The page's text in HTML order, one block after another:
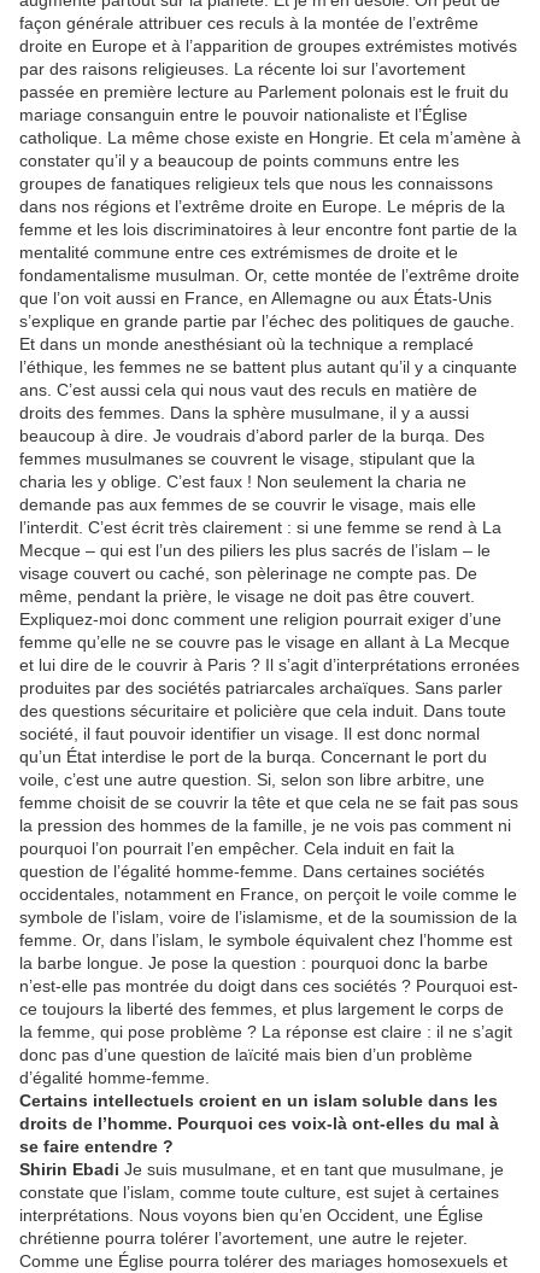
façon générale attribuer ces reculs à la montée de l’extrême
droite en Europe et à l’apparition de groupes extrémistes motivés
par des raisons religieuses. La récente loi sur l’avortement
passée en première lecture au Parlement polonais est le fruit du
mariage consanguin entre le pouvoir nationaliste et l’Église
catholique. La même chose existe en Hongrie. Et cela m’amène à
constater qu’il y a beaucoup de points communs entre les
groupes de fanatiques religieux tels que nous les connaissons
dans nos régions et l’extrême droite en Europe. Le mépris de la
femme et les lois discriminatoires à leur encontre font partie de la
mentalité commune entre ces extrémismes de droite et le
fondamentalisme musulman. Or, cette montée de l’extrême droite
que l’on voit aussi en France, en Allemagne ou aux États-Unis
s’explique en grande partie par l’échec des politiques de gauche.
Et dans un monde anesthésiant où la technique a remplacé
l’éthique, les femmes ne se battent plus autant qu’il y a cinquante
ans. C’est aussi cela qui nous vaut des reculs en matière de
droits des femmes. Dans la sphère musulmane, il y a aussi
beaucoup à dire. Je voudrais d’abord parler de la burqa. Des
femmes musulmanes se couvrent le visage, stipulant que la
charia les y oblige. C’est faux ! Non seulement la charia ne
demande pas aux femmes de se couvrir le visage, mais elle
l’interdit. C’est écrit très clairement : si une femme se rend à La
Mecque – qui est l’un des piliers les plus sacrés de l’islam – le
visage couvert ou caché, son pèlerinage ne compte pas. De
même, pendant la prière, le visage ne doit pas être couvert.
Expliquez-moi donc comment une religion pourrait exiger d’une
femme qu’elle ne se couvre pas le visage en allant à La Mecque
et lui dire de le couvrir à Paris ? Il s’agit d’interprétations erronées
produites par des sociétés patriarcales archaïques. Sans parler
des questions sécuritaire et policière que cela induit. Dans toute
société, il faut pouvoir identifier un visage. Il est donc normal
qu’un État interdise le port de la burqa. Concernant le port du
voile, c’est une autre question. Si, selon son libre arbitre, une
femme choisit de se couvrir la tête et que cela ne se fait pas sous
la pression des hommes de la famille, je ne vois pas comment ni
pourquoi l’on pourrait l’en empêcher. Cela induit en fait la
question de l’égalité homme-femme. Dans certaines sociétés
occidentales, notamment en France, on perçoit le voile comme le
symbole de l’islam, voire de l’islamisme, et de la soumission de la
femme. Or, dans l’islam, le symbole équivalent chez l’homme est
la barbe longue. Je pose la question : pourquoi donc la barbe
n’est-elle pas montrée du doigt dans ces sociétés ? Pourquoi est-
ce toujours la liberté des femmes, et plus largement le corps de
la femme, qui pose problème ? La réponse est claire : il ne s’agit
donc pas d’une question de laïcité mais bien d’un problème
d’égalité homme-femme.
Certains intellectuels croient en un islam soluble dans les
droits de l’homme. Pourquoi ces voix-là ont-elles du mal à
se faire entendre ?
Shirin Ebadi Je suis musulmane, et en tant que musulmane, je
constate que l’islam, comme toute culture, est sujet à certaines
interprétations. Nous voyons bien qu’en Occident, une Église
chrétienne pourra tolérer l’avortement, une autre le rejeter.
Comme une Église pourra tolérer des mariages homosexuels et